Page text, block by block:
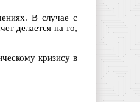
В случае с
делается на то,
кризису в